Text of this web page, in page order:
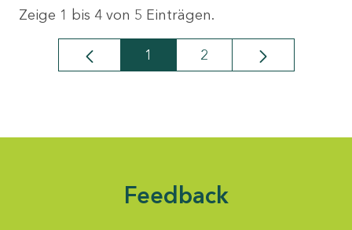
Zeige 1 bis 4 von 5 Einträgen.
Seite
1 Seite
2
Feedback